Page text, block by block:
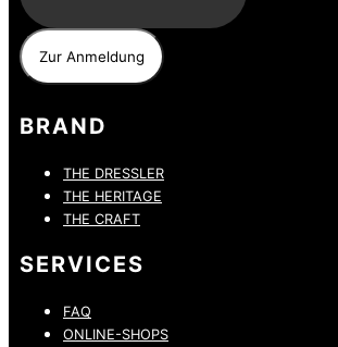
BRAND
THE DRESSLER
THE HERITAGE
THE CRAFT
SERVICES
FAQ
ONLINE-SHOPS